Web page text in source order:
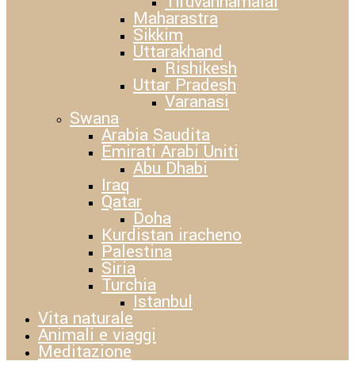
Maharastra
Sikkim
Uttarakhand
Rishikesh
Uttar Pradesh
Varanasi
Swana
Arabia Saudita
Emirati Arabi Uniti
Abu Dhabi
Iraq
Qatar
Doha
Kurdistan iracheno
Palestina
Siria
Turchia
Istanbul
Vita naturale
Animali e viaggi
Meditazione